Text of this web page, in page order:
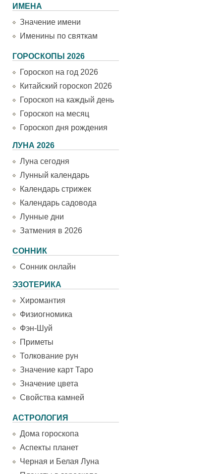
ИМЕНА
Значение имени
Именины по святкам
ГОРОСКОПЫ 2026
Гороскоп на год 2026
Китайский гороскоп 2026
Гороскоп на каждый день
Гороскоп на месяц
Гороскоп дня рождения
ЛУНА 2026
Луна сегодня
Лунный календарь
Календарь стрижек
Календарь садовода
Лунные дни
Затмения в 2026
СОННИК
Сонник онлайн
ЭЗОТЕРИКА
Хиромантия
Физиогномика
Фэн-Шуй
Приметы
Толкование рун
Значение карт Таро
Значение цвета
Свойства камней
АСТРОЛОГИЯ
Дома гороскопа
Аспекты планет
Черная и Белая Луна